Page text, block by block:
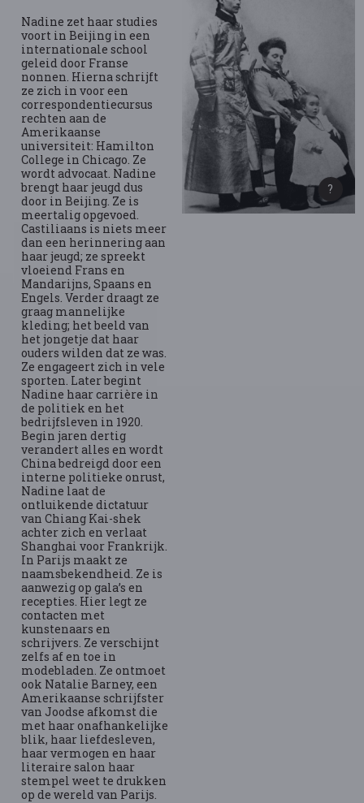
Nadine zet haar studies
voort in Beijing in een
internationale school
geleid door Franse
nonnen. Hierna schrijft
ze zich in voor een
correspondentiecursus
rechten aan de
Amerikaanse
universiteit: Hamilton
College in Chicago. Ze
wordt advocaat. Nadine
brengt haar jeugd dus
door in Beijing. Ze is
meertalig opgevoed.
Castiliaans is niets meer
dan een herinnering aan
haar jeugd; ze spreekt
vloeiend Frans en
Mandarijns, Spaans en
Engels. Verder draagt ze
graag mannelijke
kleding; het beeld van
het jongetje dat haar
ouders wilden dat ze was.
Ze engageert zich in vele
sporten. Later begint
Nadine haar carrière in
de politiek en het
bedrijfsleven in 1920.
Begin jaren dertig
verandert alles en wordt
China bedreigd door een
interne politieke onrust,
Nadine laat de
ontluikende dictatuur
van Chiang Kai-shek
achter zich en verlaat
Shanghai voor Frankrijk.
In Parijs maakt ze
naamsbekendheid. Ze is
aanwezig op gala’s en
recepties. Hier legt ze
contacten met
kunstenaars en
schrijvers. Ze verschijnt
zelfs af en toe in
modebladen. Ze ontmoet
ook Natalie Barney, een
Amerikaanse schrijfster
van Joodse afkomst die
met haar onafhankelijke
blik, haar liefdesleven,
haar vermogen en haar
literaire salon haar
stempel weet te drukken
op de wereld van Parijs.